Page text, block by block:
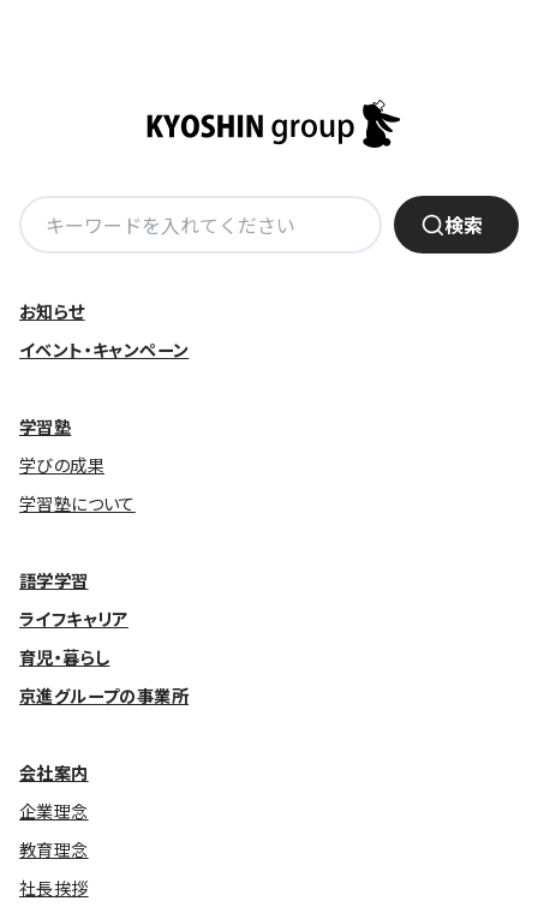
卓越した安全・安心を目指して
基本方針
安全と安心への取り組み
活動報告
メッセージアーカイブス
検
索:
検索
お知らせ
イベント・キャンペーン
学習塾
学びの成果
学習塾について
語学学習
ライフキャリア
育児・暮らし
京進グループの事業所
会社案内
企業理念
教育理念
社長挨拶